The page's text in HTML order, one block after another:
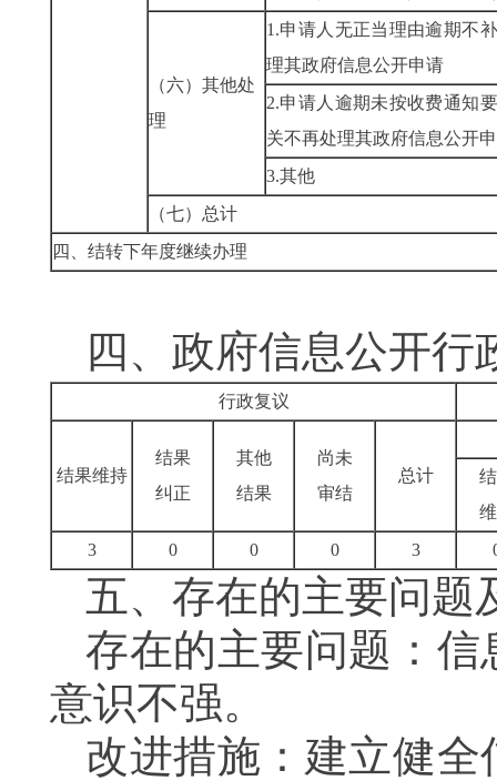
（六）其他处
理
1.申请人无正当理由逾期不
理其政府信息公开申请
2.申请人逾期未按收费通知
关不再处理其政府信息公开
3.其他
（七）总计
四、结转下年度继续办理
四、政府信息公开行
行政复议
结果维持
结果
纠正
其他
结果
尚未
审结
总计
3
0 0 0 3
五、存在的主要问题
存在的主要问题：
意识不强。
改进措施：建立健